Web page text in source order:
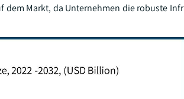
Markt, da Unternehmen die robuste